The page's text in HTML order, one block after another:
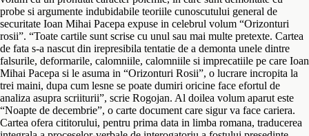
probe si argumente indubidabile teoriile cunoscutului general de
securitate Ioan Mihai Pacepa expuse in celebrul volum “Orizonturi
rosii”. “Toate cartile sunt scrise cu unul sau mai multe pretexte. Cartea
de fata s-a nascut din irepresibila tentatie de a demonta unele dintre
falsurile, deformarile, calomniile, calomniile si imprecatiile pe care Ioan
Mihai Pacepa si le asuma in “Orizonturi Rosii”, o lucrare incropita la
trei maini, dupa cum lesne se poate dumiri oricine face efortul de
analiza asupra scriiturii”, scrie Rogojan. Al doilea volum aparut este
“Noapte de decembrie”, o carte document care sigur va face cariera.
Cartea ofera cititorului, pentru prima data in limba romana, traducerea